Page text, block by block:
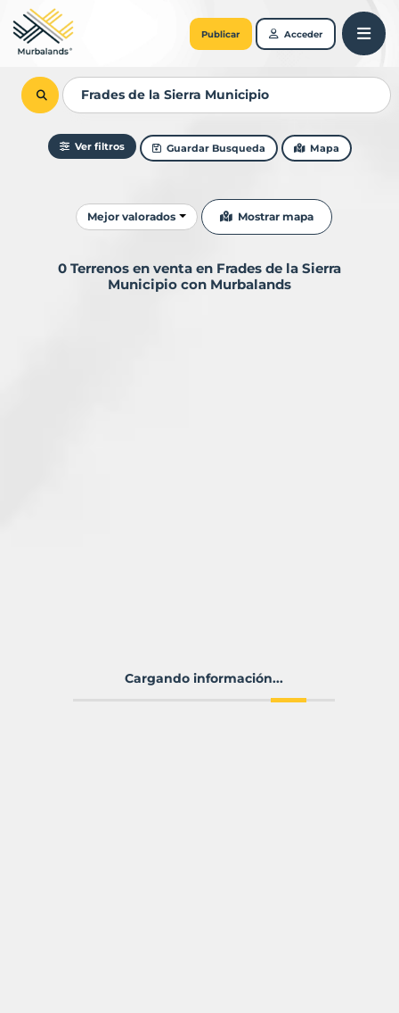
Publicar Acceder
Ver filtros Guardar Busqueda Mapa
Ordenar resultados
Mejor valorados Mostrar mapa
0 Terrenos en venta en Frades de la Sierra
Municipio con Murbalands
Cargando información...